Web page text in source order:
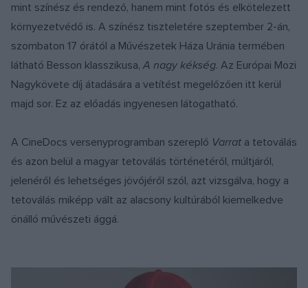
mint színész és rendező, hanem mint fotós és elkötelezett
környezetvédő is. A színész tiszteletére szeptember 2-án,
szombaton 17 órától a Művészetek Háza Uránia termében
látható Besson klasszikusa, A nagy kékség. Az Európai Mozi
Nagykövete díj átadására a vetítést megelőzően itt kerül
majd sor. Ez az előadás ingyenesen látogatható.
A CineDocs versenyprogramban szereplő Varrat a tetoválás
és azon belül a magyar tetoválás történetéről, múltjáról,
jelenéről és lehetséges jövőjéről szól, azt vizsgálva, hogy a
tetoválás miképp vált az alacsony kultúrából kiemelkedve
önálló művészeti ággá.